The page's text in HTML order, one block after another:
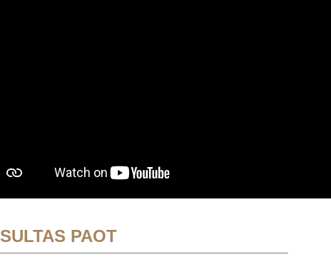
PAOT